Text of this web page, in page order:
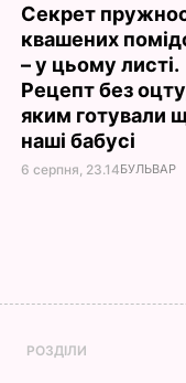
Секрет
квашених
– у цьому листі.
Рецепт без
яким готували
наші бабусі
6 серпня, 23.14БУЛЬВАР
РОЗДІЛИ